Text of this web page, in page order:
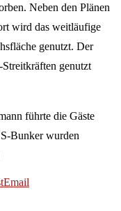
Neben den Plänen
wird das weitläufige
genutzt. Der
genutzt
führte die Gäste
Bunker wurden
Email